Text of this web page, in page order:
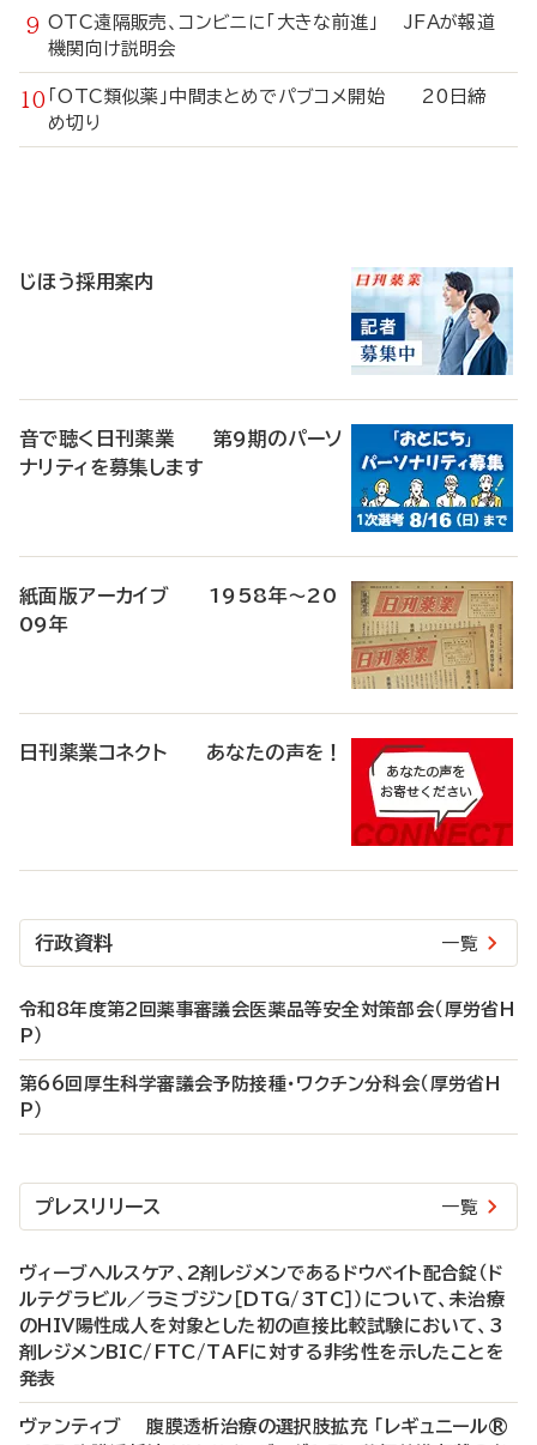
OTC遠隔販売、コンビニに「大きな前進」 JFAが報道
機関向け説明会
「OTC類似薬」中間まとめでパブコメ開始 20日締
め切り
じほう採用案内
音で聴く日刊薬業 第9期のパーソ
ナリティを募集します
紙面版アーカイブ 1958年～20
09年
日刊薬業コネクト あなたの声を！
行政資料 一覧
令和8年度第2回薬事審議会医薬品等安全対策部会（厚労省H
P）
第66回厚生科学審議会予防接種・ワクチン分科会（厚労省H
P）
プレスリリース 一覧
ヴィーブヘルスケア、2剤レジメンであるドウベイト配合錠（ド
ルテグラビル／ラミブジン［DTG/3TC］）について、未治療
のHIV陽性成人を対象とした初の直接比較試験において、3
剤レジメンBIC/FTC/TAFに対する非劣性を示したことを
発表
ヴァンティブ 腹膜透析治療の選択肢拡充 「レギュニール®